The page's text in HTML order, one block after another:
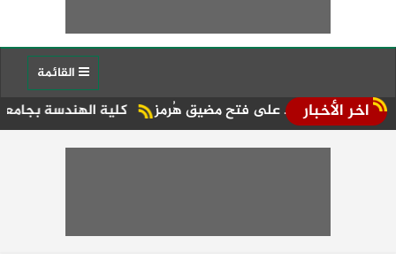
اخر الأخبار كلية الهندسة بجامعة دمنهور تساعد على فتح مضيق هُرمز